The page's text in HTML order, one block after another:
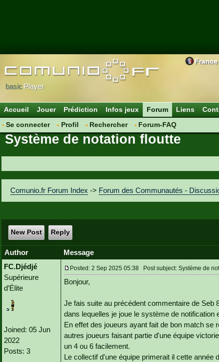
France
basicPlayer
Accueil Jouer Prédiction Infos jeux
Forum
Se connecter
Profil Rechercher Forum-FAQ
Liens
Système de notation floutte
Comunio.fr Forum Index -> Forum des Communautés -
New Post Reply
Author
Message
FC.Djédjé
Supérieure
d’Élite
Joined: 05 Jun
2022
Posts: 3
Posted: 2 Sep 2025 05:38 Post subject: Système de
Bonjour,
Je fais suite au précédent commentaire de
dans lequelles je joue le système de notification
En effet des joueurs ayant fait de bon match se
autres joueurs faisant partie d'une équipe
un 4 ou 6 facilement.
Le collectif d'une équipe primerait il cette